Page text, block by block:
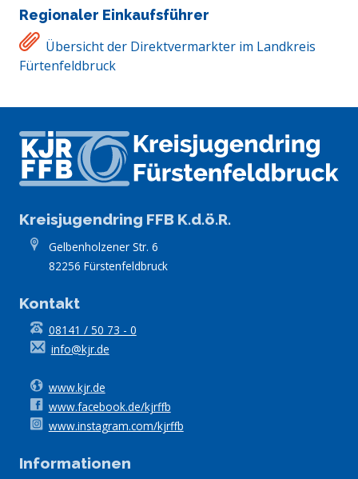
Regionaler Einkaufsführer
Übersicht der Direktvermarkter im Landkreis
Fürtenfeldbruck
Kreisjugendring FFB K.d.ö.R.
Gelbenholzener Str. 6
82256 Fürstenfeldbruck
Kontakt
08141 / 50 73 - 0
info@kjr.de
www.kjr.de
www.facebook.de/kjrffb
www.instagram.com/kjrffb
Informationen